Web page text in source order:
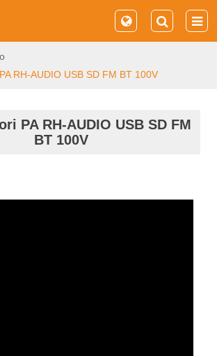
RH-AUDIO USB SD FM BT 100V
PA RH-AUDIO USB SD FM
BT 100V